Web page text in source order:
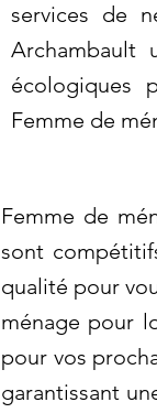
services de
Archambault
écologiques
Femme de
Femme de
sont
qualité pour
ménage pour
pour vos
garantissant